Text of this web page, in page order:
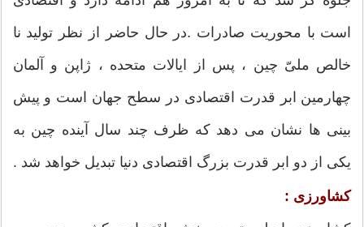
است با محوریت صادرات .در حال حاضر از نظر تولید نا
خالص ملیّ چین ، پس از ایالات متحده ، ژاپن و آلمان
چهارمین ابر قدرت اقتصادی در سطح جهان است و پیش
بینی ها نشان می دهد که ظرف چند سال آینده چین به
یکی از دو ابر قدرت بزرگ اقتصادی دنیا تبدیل خواهد شد .
کشاورزی :